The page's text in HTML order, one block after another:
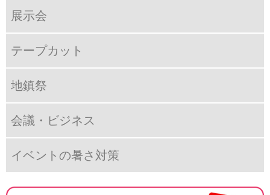
展示会
テープカット
地鎮祭
会議・ビジネス
イベントの暑さ対策